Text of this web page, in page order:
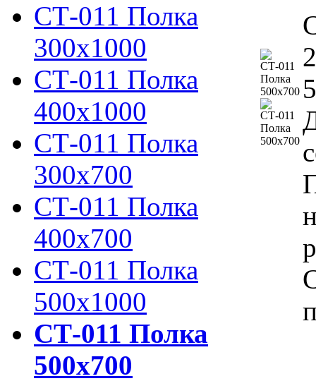
СТ-011 Полка
300х1000
СТ-011 Полка
400х1000
СТ-011 Полка
300х700
СТ-011 Полка
400х700
СТ-011 Полка
500х1000
СТ-011 Полка
500х700